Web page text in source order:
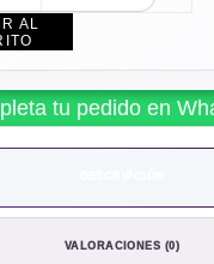
AL
tu pedido en
VALORACIONES (0)